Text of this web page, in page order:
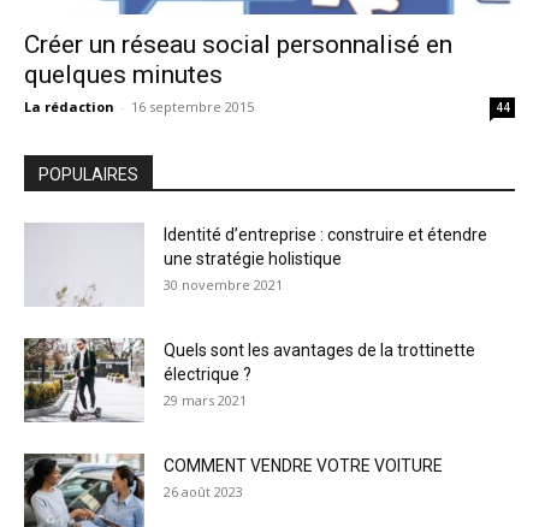
Créer un réseau social personnalisé en
quelques minutes
La rédaction - 16 septembre 2015 44
POPULAIRES
Identité d’entreprise : construire et étendre
une stratégie holistique
30 novembre 2021
Quels sont les avantages de la trottinette
électrique ?
29 mars 2021
COMMENT VENDRE VOTRE VOITURE
26 août 2023